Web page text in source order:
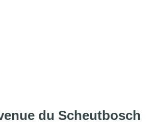
du Scheutbosch